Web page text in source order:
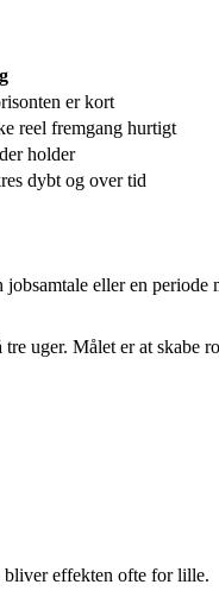
er kort
reel fremgang hurtigt
holder
dybt og over tid
eller en periode
uger. Målet er at skabe
bliver effekten ofte for lille.